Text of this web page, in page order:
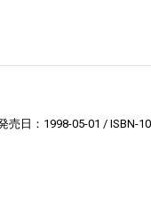
売日：1998-05-01
ISBN-10